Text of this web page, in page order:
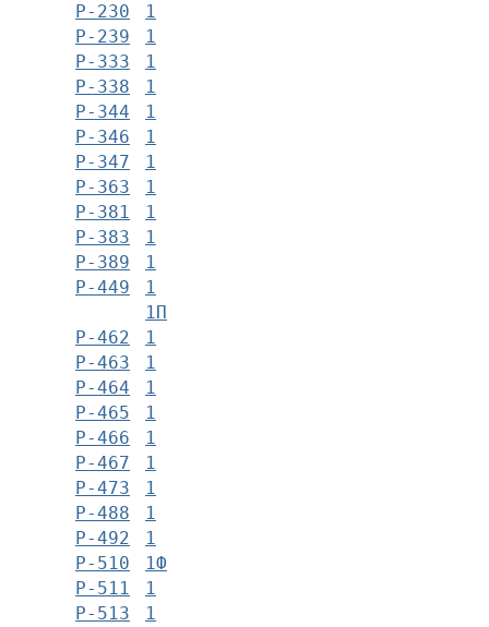
Р-230
1
Р-239
1
Р-333
1
Р-338
1
Р-344
1
Р-346
1
Р-347
1
Р-363
1
Р-381
1
Р-383
1
Р-389
1
Р-449
1
1П
Р-462
1
Р-463
1
Р-464
1
Р-465
1
Р-466
1
Р-467
1
Р-473
1
Р-488
1
Р-492
1
Р-510
1Ф
Р-511
1
Р-513
1